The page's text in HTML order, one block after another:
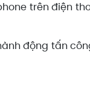
trên điện
động tấn